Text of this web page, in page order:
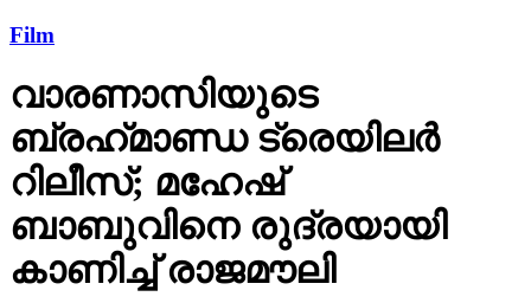
Film
വാരണാസിയുടെ
ബ്രഹ്‌മാണ്ഡ ട്രെയിലര്‍
റിലീസ്; മഹേഷ്
ബാബുവിനെ രുദ്രയായി
കാണിച്ച് രാജമൗലി